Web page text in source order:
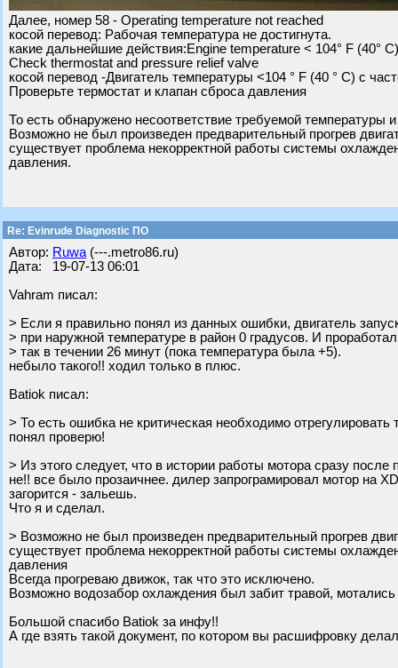
Далее, номер 58 - Operating temperature not reached
косой перевод: Рабочая температура не достигнута.
какие дальнейшие действия:Engine temperature < 104° F (40°
Check thermostat and pressure relief valve
косой перевод -Двигатель температуры <104 ° F (40 ° C) с
Проверьте термостат и клапан сброса давления
То есть обнаружено несоответствие требуемой
Возможно не был произведен предварительный прогрев
существует проблема некорректной работы системы
давления.
Re: Evinrude Diagnostic ПО
Автор: Ruwa (---.metro86.ru)
Дата: 19-07-13 06:01
Vahram писал:
> Если я правильно понял из данных ошибки, двигатель
> при наружной температуре в район 0 градусов. И
> так в течении 26 минут (пока температура была +5).
небыло такого!! ходил только в плюс.
Batiok писал:
> То есть ошибка не критическая необходимо отрегулировать
понял проверю!
> Из этого следует, что в истории работы мотора сразу
не!! все было прозаичнее. дилер запрограмировал мотор на
загорится - зальешь.
Что я и сделал.
> Возможно не был произведен предварительный прогрев
существует проблема некорректной работы системы
давления
Всегда прогреваю движок, так что это исключено.
Возможно водозабор охлаждения был забит травой,
Большой спасибо Batiok за инфу!!
А где взять такой документ, по котором вы расшифровку